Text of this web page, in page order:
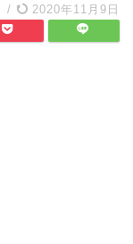
/ 2020年11月9日